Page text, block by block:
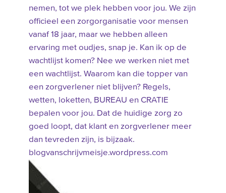
nemen, tot we plek hebben voor jou. We zijn
officieel een zorgorganisatie voor mensen
vanaf 18 jaar, maar we hebben alleen
ervaring met oudjes, snap je. Kan ik op de
wachtlijst komen? Nee we werken niet met
een wachtlijst. Waarom kan die topper van
een zorgverlener niet blijven? Regels,
wetten, loketten, BUREAU en CRATIE
bepalen voor jou. Dat de huidige zorg zo
goed loopt, dat klant en zorgverlener meer
dan tevreden zijn, is bijzaak.
blogvanschrijvmeisje.wordpress.com